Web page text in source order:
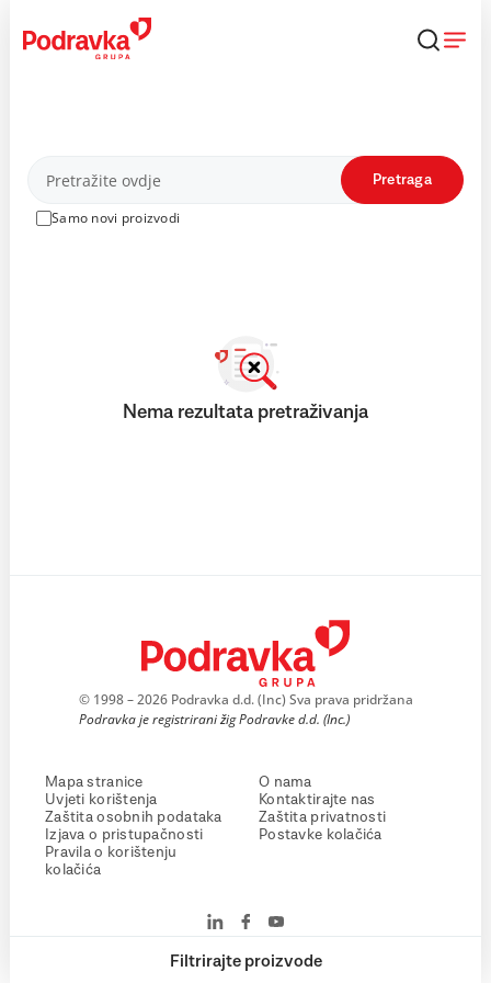
content
Proizvodi
Samo novi proizvodi
Pretraga
Filtrirajte proizvode
Nema rezultata pretraživanja
© 1998 – 2026 Podravka d.d. (Inc) Sva prava pridržana
Podravka je registrirani žig Podravke d.d. (Inc.)
Mapa stranice
Uvjeti korištenja
Zaštita osobnih podataka
Izjava o pristupačnosti
Pravila o korištenju
kolačića
O nama
Kontaktirajte nas
Zaštita privatnosti
Postavke kolačića